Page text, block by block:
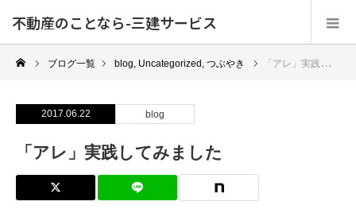
不動産のことなら-三建サービス
ブログ一覧 blog, Uncategorized , つぶやき 「アレ」実践してみました
2017.06.22 blog
「アレ」実践してみました